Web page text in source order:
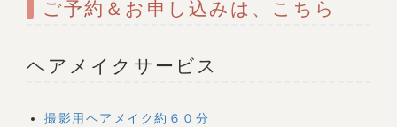
ご予約＆お申し込みは、こちら
ヘアメイクサービス
撮影用ヘアメイク約６０分